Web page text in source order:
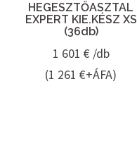
HEGESZTŐASZTAL
EXPERT KIE.KÉSZ XS
(36db)
1 601 € /db
(1 261 €+ÁFA)